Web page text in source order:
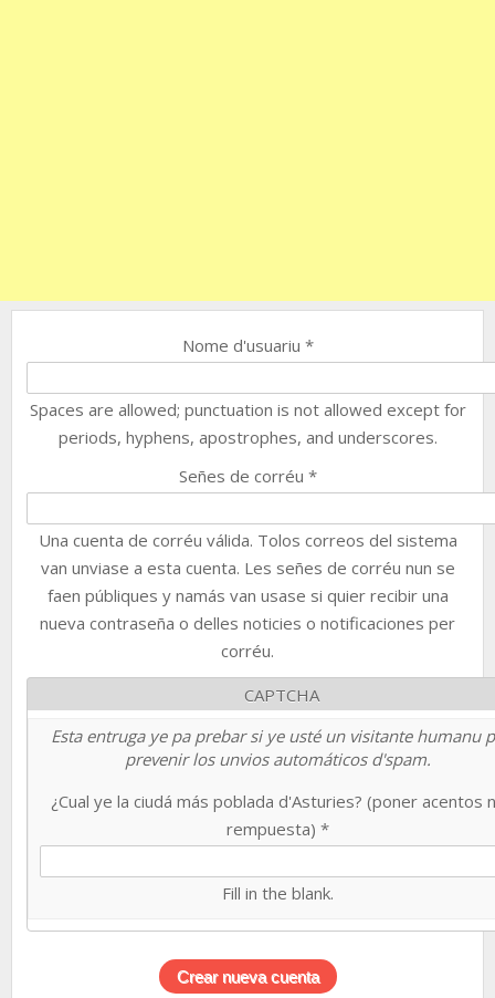
Nome d'usuariu *
Spaces are allowed; punctuation is not allowed except for
periods, hyphens, apostrophes, and underscores.
Señes de corréu *
Una cuenta de corréu válida. Tolos correos del sistema
van unviase a esta cuenta. Les señes de corréu nun se
faen públiques y namás van usase si quier recibir una
nueva contraseña o delles noticies o notificaciones per
corréu.
CAPTCHA
Esta entruga ye pa prebar si ye usté un visitante humanu
prevenir los unvios automáticos d'spam.
¿Cual ye la ciudá más poblada d'Asturies? (poner acentos
rempuesta) *
Fill in the blank.